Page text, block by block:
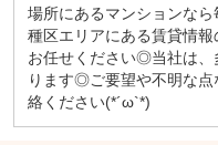
場所にあるマンションな
種区エリアにある賃貸情
お任せください◎当社は、
ります◎ご要望や不明な点
絡ください(*´ω`*)